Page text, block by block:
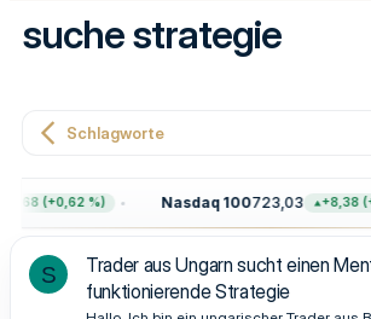
suche strategie
Schlagworte
(+0,62 %) Nasdaq 100723,03 +8,38
S
Trader aus Ungarn sucht einen
funktionierende Strategie